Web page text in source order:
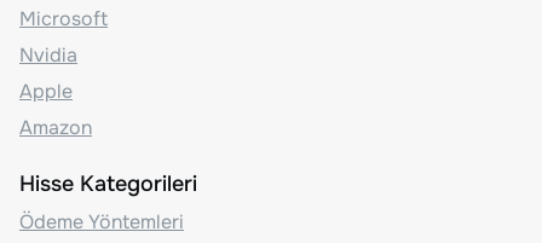
Microsoft
Nvidia
Apple
Amazon
Hisse Kategorileri
Ödeme Yöntemleri